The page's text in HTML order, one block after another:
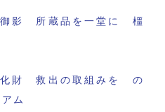
御影 所蔵品を一堂に 橿
化財 救出の取組みを の
ム